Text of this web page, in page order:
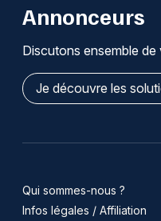
Annonceurs
Discutons ensemble
Je découvre les
Qui sommes-nous ?
Infos légales / Affiliation